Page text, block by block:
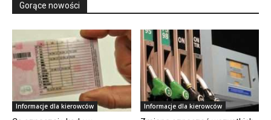
Gorące nowości
Informacje dla kierowców Informacje dla kierowców